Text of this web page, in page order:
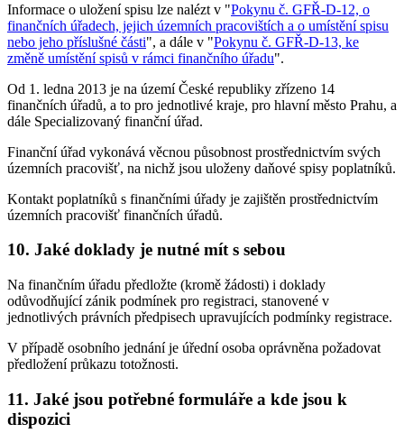
Informace o uložení spisu lze nalézt v "Pokynu č. GFŘ-D-12, o
finančních úřadech, jejich územních pracovištích a o umístění spisu
nebo jeho příslušné části", a dále v "Pokynu č. GFŘ-D-13, ke
změně umístění spisů v rámci finančního úřadu".
Od 1. ledna 2013 je na území České republiky zřízeno 14
finančních úřadů, a to pro jednotlivé kraje, pro hlavní město Prahu, a
dále Specializovaný finanční úřad.
Finanční úřad vykonává věcnou působnost prostřednictvím svých
územních pracovišť, na nichž jsou uloženy daňové spisy poplatníků.
Kontakt poplatníků s finančními úřady je zajištěn prostřednictvím
územních pracovišť finančních úřadů.
10. Jaké doklady je nutné mít s sebou
Na finančním úřadu předložte (kromě žádosti) i doklady
odůvodňující zánik podmínek pro registraci, stanovené v
jednotlivých právních předpisech upravujících podmínky registrace.
V případě osobního jednání je úřední osoba oprávněna požadovat
předložení průkazu totožnosti.
11. Jaké jsou potřebné formuláře a kde jsou k
dispozici